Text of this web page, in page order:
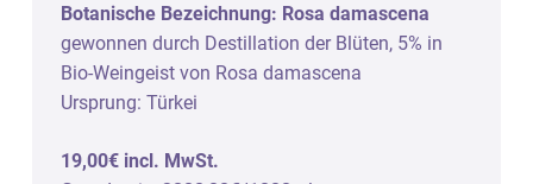
Botanische Bezeichnung: Rosa damascena
gewonnen durch Destillation der Blüten, 5% in
Bio-Weingeist von Rosa damascena
Ursprung: Türkei
19,00€ incl. MwSt.